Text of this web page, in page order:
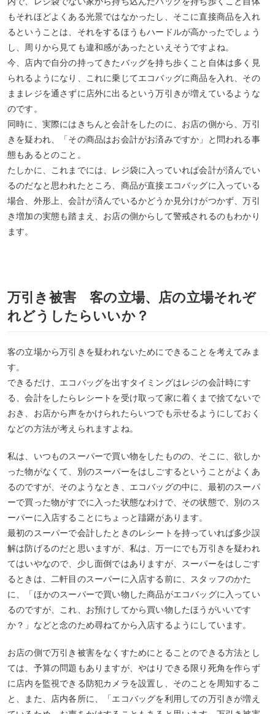
もそれほどよくある光景ではなかったし、そこに直接商品を入れ
るということは、それをするほうもハードルが高かったでしょう
し、周りから見ても違和感があったといえそうですよね。
今、店内で自分の持ってきたバッグを持ち歩くこと自体は多く見
られるようになり、これに乗じてエコバッグに商品を入れ、その
ままレジを通さずに店外に出るという万引きが増えているような
のです。
同時に、実際にはきちんと会計をしたのに、お店の側から、万引
きを疑われ、「その商品はお会計がお済みですか」と問われる事
態もあるとのこと。
たしかに、これまでには、レジ袋に入っていれば会計が済んでい
るのだなと思われたところ、商品が直接エコバッグに入っている
場合、外形上、会計が済んでいるかどうか見分けがつかず、万引
き増加の実態も踏まえ、お店の側からして警戒されるのもわかり
ます。
万引き被害 客の立場、店の立場それぞ
れどうしたらいいか？
客の立場から万引きを疑われないためにできることを考えてみま
す。
できるだけ、エコバッグを出すタイミングはレジの会計時にす
る、会計をしたらレシートを受け取って家に着くまで捨てないで
おき、お店から声をかけられたらいつでも示せるようにしておく
などの方法が考えられますよね。
私は、いつものスーパーで買い物をしたものの、そこに、欲しか
った物がなくて、別のスーパーをはしごするということがよくあ
るのですが、そのようなとき、エコバッグの中に、最初のスーパ
ーで買った物がすでに入った状態なわけで、その状態で、別のス
ーパーに入店することにちょっと躊躇があります。
最初のスーパーで会計したときのレシートを持っていれば多少誤
解は防げるのだと思いますが、私は、万一にでも万引きを疑われ
てはいやなので、少し面倒ではありますが、スーパーをはしごす
るときは、二軒目のスーパーに入店する前に、スタッフのかた
に、「ほかのスーパーで買い物した商品がエコバッグに入ってい
るのですが、これ、お預けしてから買い物したほうがいいです
か？」などと念のため尋ねてから入店するようにしています。
お店の側で万引き被害をなくすためにとることのできる方法とし
ては、予算の問題もありますが、やはりできる限り死角を作らず
に店内を監視できる防犯カメラを設置し、そのことを周知するこ
と、また、店内各所に、「エコバッグを利用しての万引きが増え